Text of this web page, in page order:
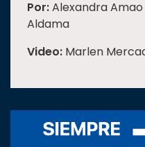
Por:Alexandra Amao
Aldama
Video: Marlen